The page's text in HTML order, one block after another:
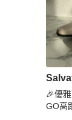
🎉優
GO高